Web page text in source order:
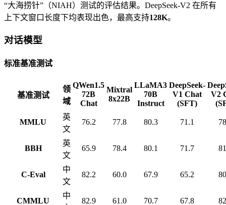
“大海捞针”（NIAH）测试的评估结果。DeepSeek-V2 在所有
上下文窗口长度下均表现出色，最高支持128K。
对话模型
标准基准测试
基准测试
领
域
QWen1.5
72B
Chat
Mixtral
8x22B
LLaMA3
70B
Instruct
DeepSeek-
V1 Chat
(SFT)
V2
MMLU
英
文
76.2 77.8 80.3 71.1
BBH
英
文
65.9 78.4 80.1 71.7
C-Eval
中
文
82.2 60.0 67.9 65.2
CMMLU
中
82.9 61.0 70.7 67.8